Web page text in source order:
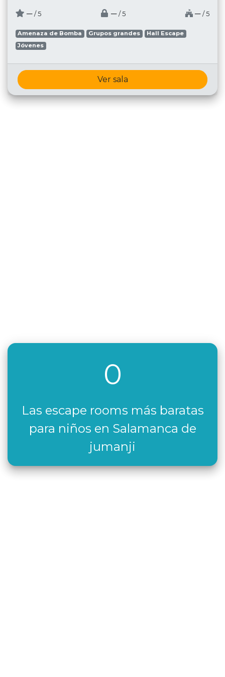
─ / 5 ─ / 5 ─ / 5
Amenaza de Bomba Grupos grandes
Hall Escape
Jóvenes
Ver sala
0
Las escape rooms más baratas
para niños en Salamanca de
jumanji